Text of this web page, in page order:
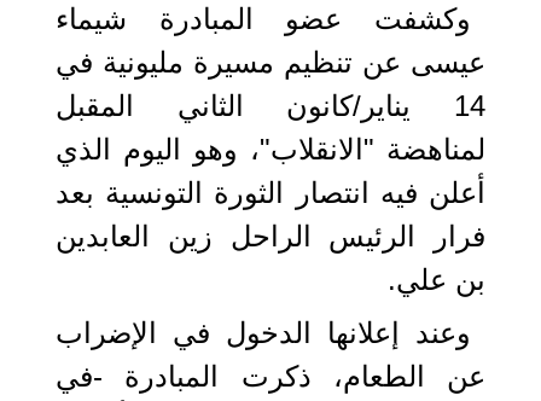
وكشفت عضو المبادرة شيماء
عيسى عن تنظيم مسيرة مليونية في
14 يناير/كانون الثاني المقبل
لمناهضة "الانقلاب"، وهو اليوم الذي
أعلن فيه انتصار الثورة التونسية بعد
فرار الرئيس الراحل زين العابدين
بن علي.
وعند إعلانها الدخول في الإضراب
عن الطعام، ذكرت المبادرة -في